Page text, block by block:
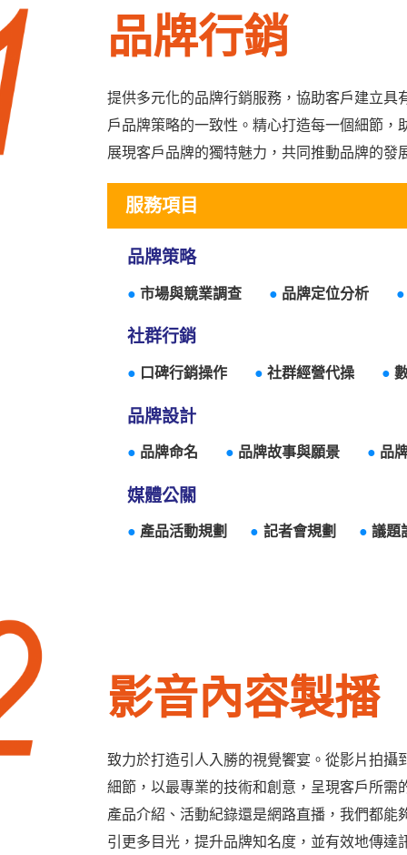
品牌行銷
提供多元化的品牌行銷服務，協助客戶建立具
戶品牌策略的一致性。精心打造每一個細節，
展現客戶品牌的獨特魅力，共同推動品牌的發
服務項目
品牌策略
● 市場與競業調查 ● 品牌定位分析 ●
社群行銷
● 口碑行銷操作 ● 社群經營代操 ●
品牌設計
● 品牌命名 ● 品牌故事與願景 ● 品
媒體公關
● 產品活動規劃 ● 記者會規劃 ● 議題
影音內容製播
致力於打造引人入勝的視覺饗宴。從影片拍攝
細節，以最專業的技術和創意，呈現客戶所需
產品介紹、活動紀錄還是網路直播，我們都能
引更多目光，提升品牌知名度，並有效地傳達